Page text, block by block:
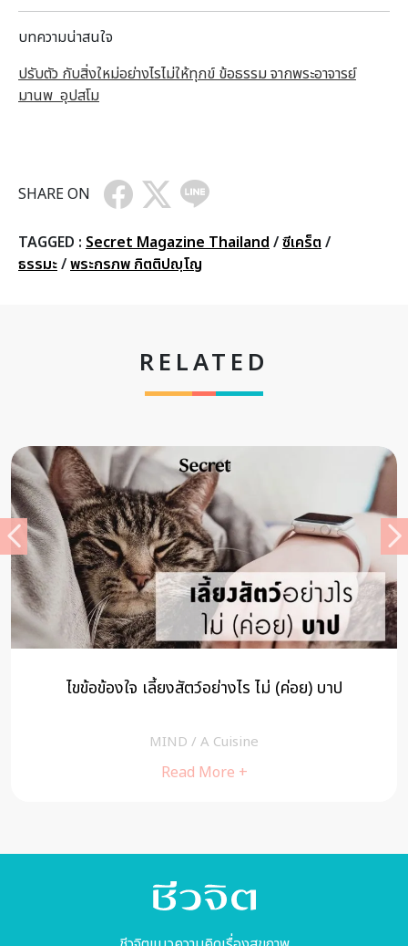
บทความน่าสนใจ
ปรับตัว กับสิ่งใหม่อย่างไรไม่ให้ทุกข์ ข้อธรรม จากพระอาจารย์
มานพ อุปสโม
SHARE ON
TAGGED : Secret Magazine Thailand /ซีเคร็ต /
ธรรมะ/พระกรภพ กิตติปญฺโญ
RELATED
ไขข้อข้องใจ เลี้ยงสัตว์อย่างไร ไม่ (ค่อย) บาป
MIND / A Cuisine
Read More +